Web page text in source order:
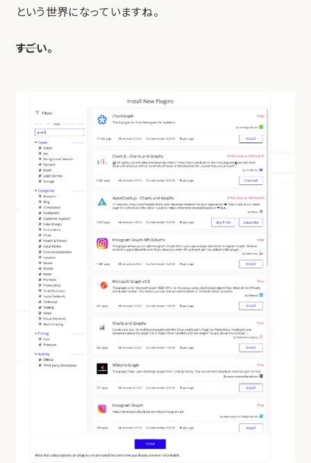
という世界になっていますね。
――すごい。